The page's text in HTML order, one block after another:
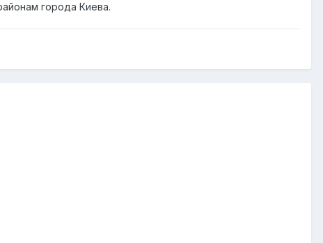
города Киева.